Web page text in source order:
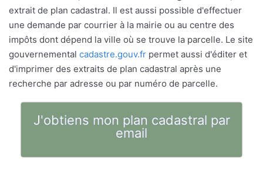
extrait de plan cadastral. Il est aussi possible d'effectuer
une demande par courrier à la mairie ou au centre des
impôts dont dépend la ville où se trouve la parcelle. Le site
gouvernemental cadastre.gouv.fr permet aussi d'éditer et
d'imprimer des extraits de plan cadastral après une
recherche par adresse ou par numéro de parcelle.
J'obtiens mon plan cadastral par
email